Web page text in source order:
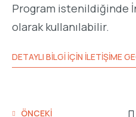
Program istenildiğinde
olarak kullanılabilir.
DETAYLI BILGI İÇIN İLETIŞIME
ÖNCEKI